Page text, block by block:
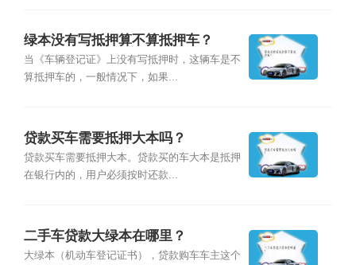
绿本没有写抵押算不算抵押车？
当《车辆登记证》上没有写抵押时，这辆车是不
算抵押车的，一般情况下，如果...
贷款买车需要抵押大本吗？
贷款买车需要抵押大本。贷款买的车大本是抵押
在银行内的，用户必须按时还款...
二手车贷款大绿本在哪里？
大绿本（机动车登记证书），贷款购车车主这个